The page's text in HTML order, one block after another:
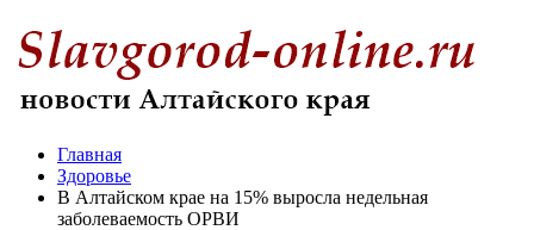
Главная
Здоровье
В Алтайском крае на 15% выросла недельная
заболеваемость ОРВИ